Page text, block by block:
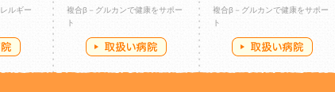
ルギー
複合β－グルカンで健康をサポー
ト
複合β－グルカンで健康をサポー
ト